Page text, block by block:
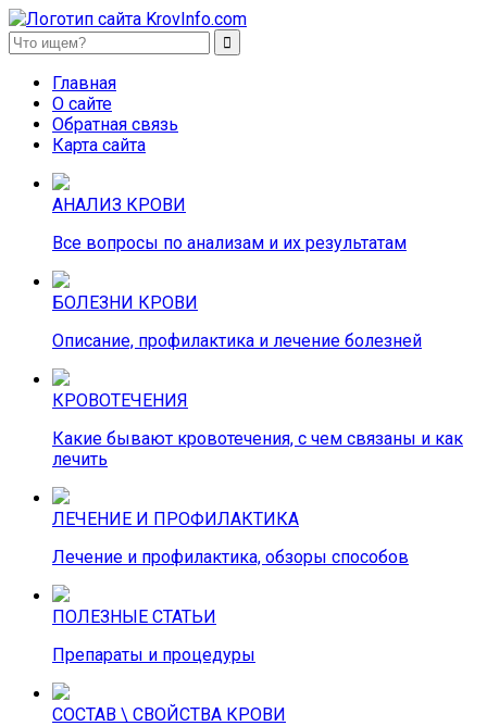
KrovInfo.com
Медицинский сайт о кровеносной системе.
Главная
О сайте
Обратная связь
Карта сайта
АНАЛИЗ КРОВИ
Все вопросы по анализам и их результатам
БОЛЕЗНИ КРОВИ
Описание, профилактика и лечение болезней
КРОВОТЕЧЕНИЯ
Какие бывают кровотечения, с чем связаны и как
лечить
ЛЕЧЕНИЕ И ПРОФИЛАКТИКА
Лечение и профилактика, обзоры способов
ПОЛЕЗНЫЕ СТАТЬИ
Препараты и процедуры
СОСТАВ \ СВОЙСТВА КРОВИ